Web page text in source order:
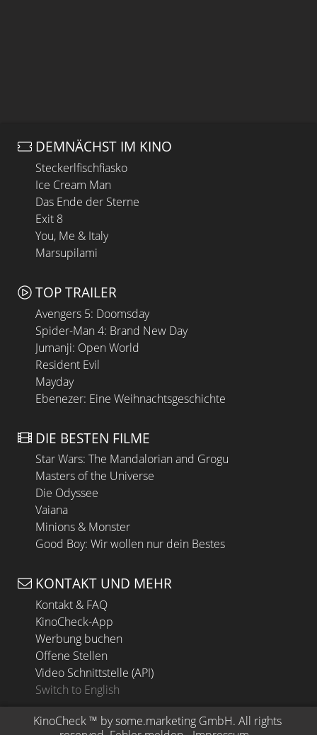
DEMNÄCHST IM KINO
Steckerlfischfiasko
Ice Cream Man
Das Ende der Sterne
Exit 8
You, Me & Italy
Marsupilami
TOP TRAILER
Avengers 5: Doomsday
Spider-Man 4: Brand New Day
Jumanji: Open World
Resident Evil
Mayday
Ebenezer: Eine Weihnachtsgeschichte
DIE BESTEN FILME
Star Wars: The Mandalorian and Grogu
Masters of the Universe
Die Odyssee
Vaiana
Minions & Monster
Good Boy: Wir wollen nur dein Bestes
KONTAKT UND MEHR
Kontakt & FAQ
KinoCheck-App
Werbung buchen
Offene Stellen
Video Schnittstelle (API)
Switch to English
KinoCheck ™ by some.marketing GmbH. All rights